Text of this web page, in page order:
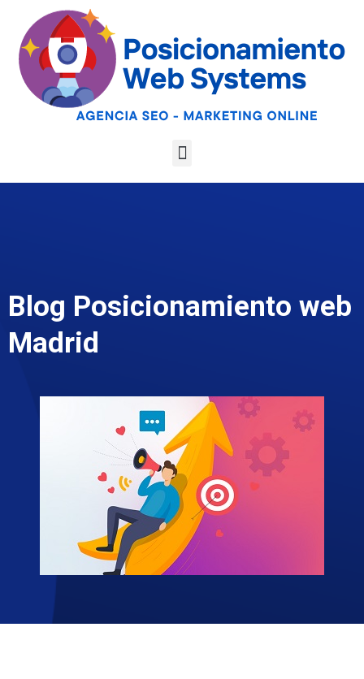
Blog Posicionamiento web
Madrid
Optimiza tu web
para las AI
Google
Overviews y los
LLMs
Analiza tu web gratis